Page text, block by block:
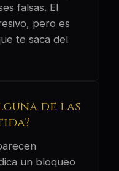
falsas. El
pero es
te saca del
de las
un bloqueo